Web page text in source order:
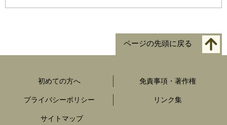
ページの先頭に戻る
初めての方へ 免責事項・著作権
プライバシーポリシー リンク集
サイトマップ